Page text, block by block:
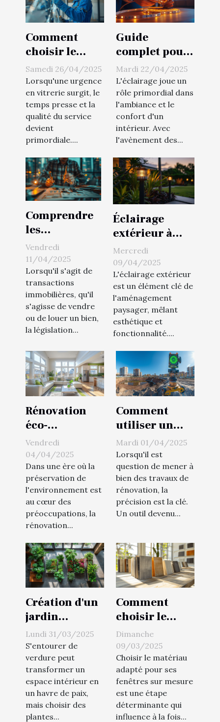
Comment
choisir le
meilleur
service de
vitrerie pour
vos urgences
Samedi 26/04/2025
Lorsqu'une urgence
en vitrerie surgit, le
temps presse et la
qualité du service
devient
primordiale....
Guide
complet pour
choisir et
installer des
rubans à LED
pour
l'éclairage
domestique
Mardi 22/04/2025
L'éclairage joue un
rôle primordial dans
l'ambiance et le
confort d'un
intérieur. Avec
l'avènement des...
Comprendre
les
diagnostics
immobiliers
nécessaires
pour la vente
et la location
Vendredi
11/04/2025
Lorsqu'il s'agit de
transactions
immobilières, qu'il
s'agisse de vendre
ou de louer un bien,
la législation...
Éclairage
extérieur à
faible
consommation
idées pour un
jardin attractif
et économe en
énergie
Mercredi
09/04/2025
L'éclairage extérieur
est un élément clé de
l'aménagement
paysager, mêlant
esthétique et
fonctionnalité....
Rénovation
éco-
responsable
comment
réduire son
empreinte
carbone en
modernisant
sa maison
Vendredi
04/04/2025
Dans une ère où la
préservation de
l'environnement est
au cœur des
préoccupations, la
rénovation...
Comment
utiliser un
niveau laser à
360 degrés
pour des
projets de
rénovation
Mardi 01/04/2025
Lorsqu'il est
question de mener à
bien des travaux de
rénovation, la
précision est la clé.
Un outil devenu...
Création d'un
jardin
intérieur
quelles
plantes
choisir pour
purifier l'air
Lundi 31/03/2025
S'entourer de
verdure peut
transformer un
espace intérieur en
un havre de paix,
mais choisir des
plantes...
Comment
choisir le
matériau
idéal pour vos
fenêtres sur
mesure
Dimanche
09/03/2025
Choisir le matériau
adapté pour ses
fenêtres sur mesure
est une étape
déterminante qui
influence à la fois...